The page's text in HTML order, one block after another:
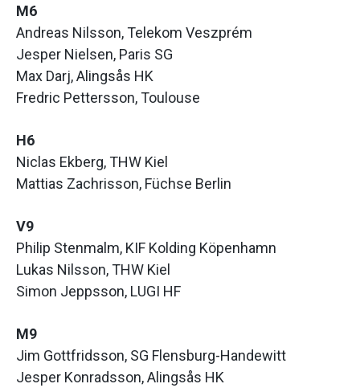
M6
Andreas Nilsson, Telekom Veszprém
Jesper Nielsen, Paris SG
Max Darj, Alingsås HK
Fredric Pettersson, Toulouse
H6
Niclas Ekberg, THW Kiel
Mattias Zachrisson, Füchse Berlin
V9
Philip Stenmalm, KIF Kolding Köpenhamn
Lukas Nilsson, THW Kiel
Simon Jeppsson, LUGI HF
M9
Jim Gottfridsson, SG Flensburg-Handewitt
Jesper Konradsson, Alingsås HK